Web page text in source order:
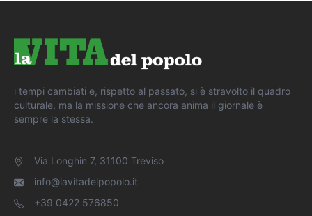
i tempi cambiati e, rispetto al passato, si è stravolto il quadro
culturale, ma la missione che ancora anima il giornale è
sempre la stessa.
Via Longhin 7, 31100 Treviso
info@lavitadelpopolo.it
+39 0422 576850